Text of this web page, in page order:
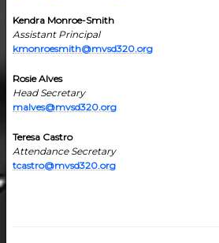
Kendra Monroe-Smith
Assistant Principal
kmonroesmith@mvsd320.org
Rosie Alves
Head Secretary
malves@mvsd320.org
Teresa Castro
Attendance Secretary
tcastro@mvsd320.org